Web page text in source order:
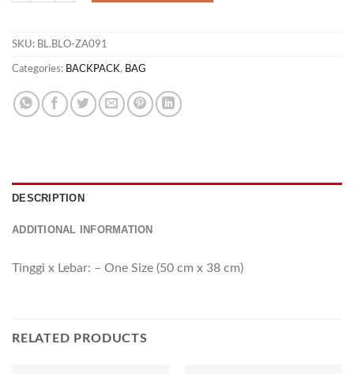
SKU: BL.BLO-ZA091
Categories: BACKPACK, BAG
DESCRIPTION
ADDITIONAL INFORMATION
Tinggi x Lebar: – One Size (50 cm x 38 cm)
RELATED PRODUCTS